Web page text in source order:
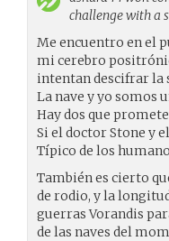
challenge with a
Me encuentro en el
mi cerebro
intentan descifrar la
La nave y yo somos
Hay dos que
Si el doctor Stone y
Típico de los
También es cierto
de rodio, y la
guerras Vorandis
de las naves del